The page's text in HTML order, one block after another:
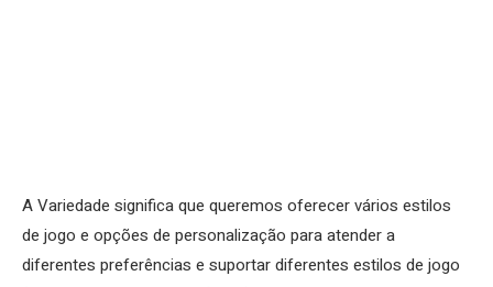
A Variedade significa que queremos oferecer vários estilos
de jogo e opções de personalização para atender a
diferentes preferências e suportar diferentes estilos de jogo